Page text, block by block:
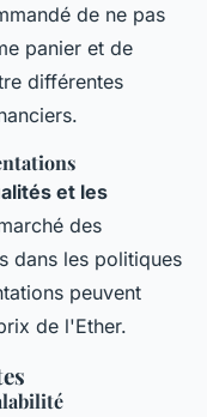
de ne pas
panier et de
différentes
et les
des
dans les politiques
peuvent
de l'Ether.